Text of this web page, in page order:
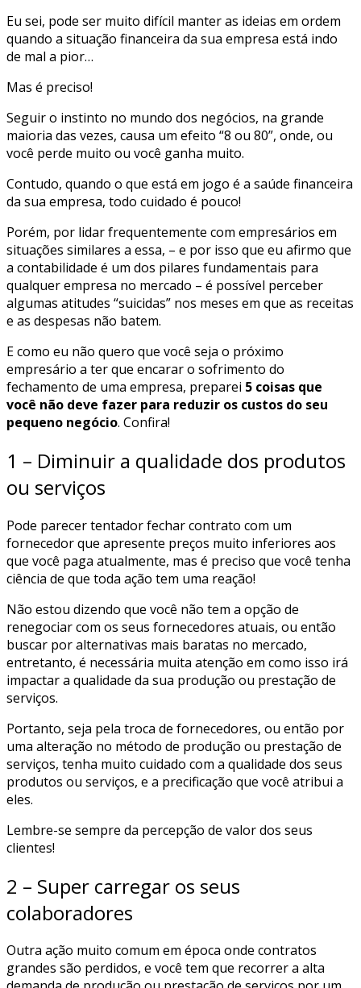
Eu sei, pode ser muito difícil manter as ideias em ordem
quando a situação financeira da sua empresa está indo
de mal a pior…
Mas é preciso!
Seguir o instinto no mundo dos negócios, na grande
maioria das vezes, causa um efeito “8 ou 80”, onde, ou
você perde muito ou você ganha muito.
Contudo, quando o que está em jogo é a saúde financeira
da sua empresa, todo cuidado é pouco!
Porém, por lidar frequentemente com empresários em
situações similares a essa, – e por isso que eu afirmo que
a contabilidade é um dos pilares fundamentais para
qualquer empresa no mercado – é possível perceber
algumas atitudes “suicidas” nos meses em que as receitas
e as despesas não batem.
E como eu não quero que você seja o próximo
empresário a ter que encarar o sofrimento do
fechamento de uma empresa, preparei 5 coisas que
você não deve fazer para reduzir os custos do seu
pequeno negócio. Confira!
1 – Diminuir a qualidade dos produtos
ou serviços
Pode parecer tentador fechar contrato com um
fornecedor que apresente preços muito inferiores aos
que você paga atualmente, mas é preciso que você tenha
ciência de que toda ação tem uma reação!
Não estou dizendo que você não tem a opção de
renegociar com os seus fornecedores atuais, ou então
buscar por alternativas mais baratas no mercado,
entretanto, é necessária muita atenção em como isso irá
impactar a qualidade da sua produção ou prestação de
serviços.
Portanto, seja pela troca de fornecedores, ou então por
uma alteração no método de produção ou prestação de
serviços, tenha muito cuidado com a qualidade dos seus
produtos ou serviços, e a precificação que você atribui a
eles.
Lembre-se sempre da percepção de valor dos seus
clientes!
2 – Super carregar os seus
colaboradores
Outra ação muito comum em época onde contratos
grandes são perdidos, e você tem que recorrer a alta